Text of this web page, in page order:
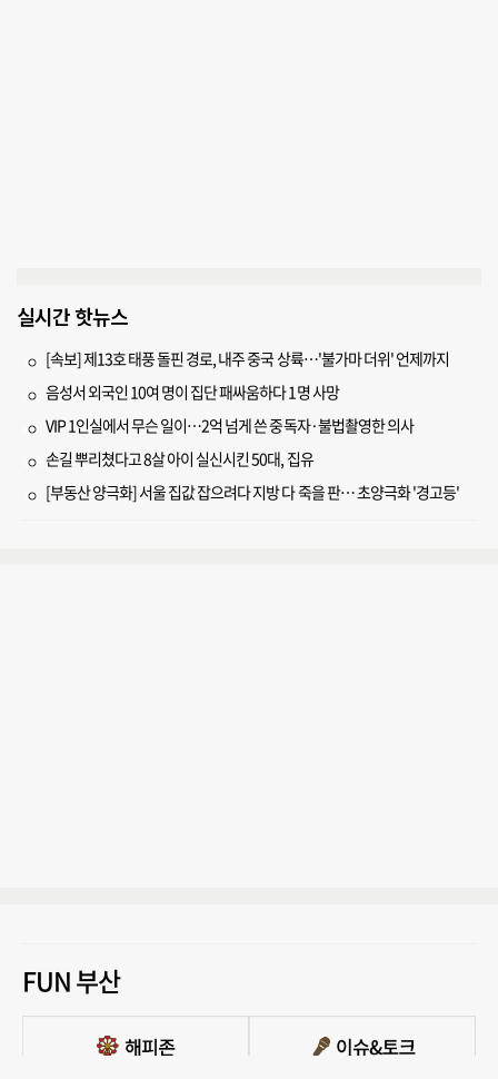
실시간 핫뉴스
[속보] 제13호 태풍 돌핀 경로, 내주 중국 상륙…'불가마 더위' 언제까지
음성서 외국인 10여 명이 집단 패싸움하다 1명 사망
VIP 1인실에서 무슨 일이…2억 넘게 쓴 중독자·불법촬영한 의사
손길 뿌리쳤다고 8살 아이 실신시킨 50대, 집유
[부동산 양극화] 서울 집값 잡으려다 지방 다 죽을 판… 초양극화 '경고등'
FUN 부산